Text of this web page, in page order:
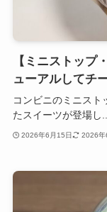
【ミニストップ
ューアルしてチ
コンビニのミニスト
たスイーツが登場し...
2026年6月15日 2026年